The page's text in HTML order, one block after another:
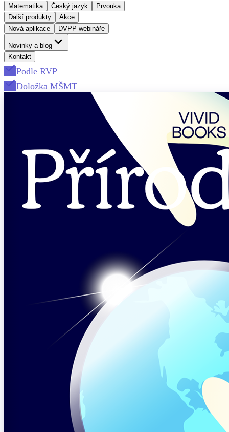
Matematika Český jazyk
Prvouka
Další produkty
Akce
Nová aplikace
DVPP webináře
Novinky a blog
Kontakt
Podle RVP
Doložka MŠMT